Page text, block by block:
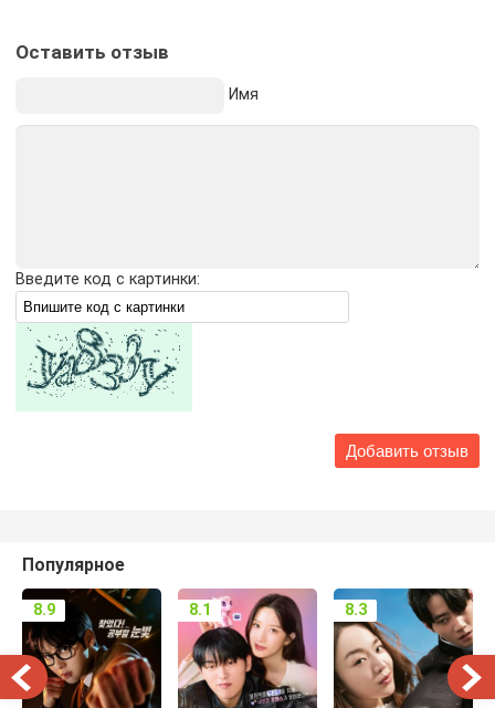
Оставить отзыв
Имя
Введите код с картинки:
Популярное
8.9 8.1 8.3